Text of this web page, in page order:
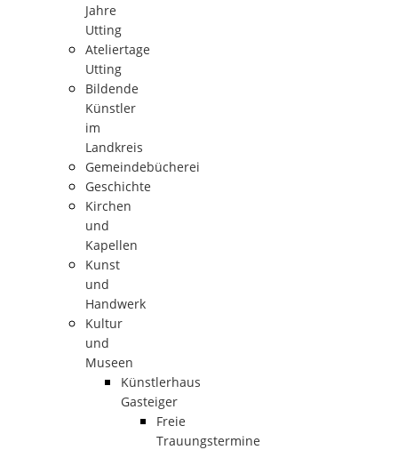
Jahre
Utting
Ateliertage
Utting
Bildende
Künstler
im
Landkreis
Gemeindebücherei
Geschichte
Kirchen
und
Kapellen
Kunst
und
Handwerk
Kultur
und
Museen
Künstlerhaus
Gasteiger
Freie
Trauungstermine